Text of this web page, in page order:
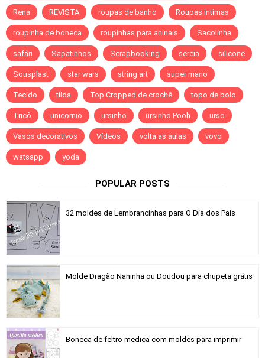
Rena REVISTA roupas de banho Roupas intimas
roupinha de boneca roupinhas para aninais Sacolinha
safári Sapatinhos Scrapbooking sereia silicone
Sousplast star wars string art super mario
Tecido tilda Top Cropped de crochê topo de bolo
Tricô unicornio ursinho ursinho Pooh urso
Vasos decorativos Vídeos volta as aulas vovo
watsapp yoda
POPULAR POSTS
32 moldes de Lembrancinhas para O Dia dos Pais
Molde Dragão Naninha ou Doudou para chupeta grátis
Boneca de feltro medica com moldes para imprimir